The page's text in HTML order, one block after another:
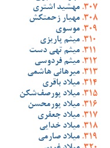
مهشید اشتری
مهیار زحمتکش
موسوی
میثم پاریزی
میثم تهی دست
میثم فردوسی
میرهانی هاشمی
میلاد باقری
میلاد پورصف‌شکن
میلاد پورمحسن
میلاد جعفری
میلاد خدایی
میلاد صارمی